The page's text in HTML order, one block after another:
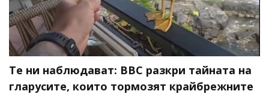
Те ни наблюдават: BBC разкри тайната на
гларусите, които тормозят крайбрежните